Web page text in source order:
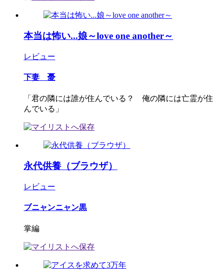
本当は怖い...娘～love one another～
レビュー
下妻 憂
「君の隣には誰が住んでいる？ 俺の隣には亡霊が住
んでいる」
永代供養（ブラウザ）
レビュー
ブニャンニャン黒
掌編